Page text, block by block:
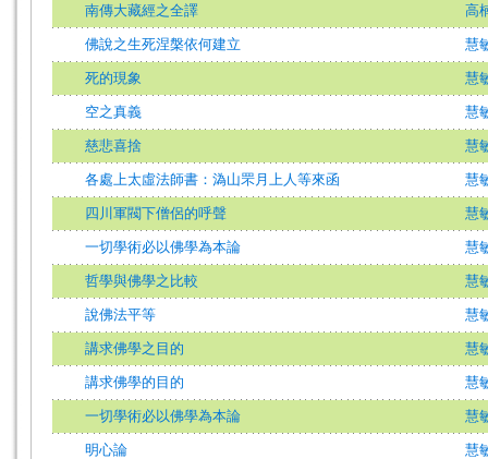
南傳大藏經之全譯 高
佛說之生死涅槃依何建立 慧
死的現象 慧
空之真義 慧
慈悲喜捨 慧
各處上太虛法師書：溈山罘月上人等來函 慧
四川軍閥下僧侶的呼聲 慧
一切學術必以佛學為本論 慧
哲學與佛學之比較 慧
說佛法平等 慧
講求佛學之目的 慧
講求佛學的目的 慧
一切學術必以佛學為本論 慧
明心論 慧